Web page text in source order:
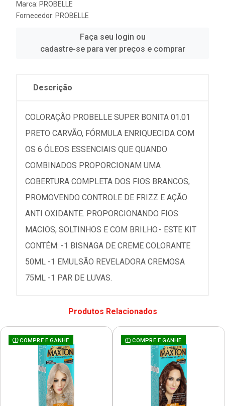
Marca: PROBELLE
Fornecedor: PROBELLE
Faça seu login ou
cadastre-se para ver preços e comprar
Descrição
COLORAÇÃO PROBELLE SUPER BONITA 01.01
PRETO CARVÃO, FÓRMULA ENRIQUECIDA COM
OS 6 ÓLEOS ESSENCIAIS QUE QUANDO
COMBINADOS PROPORCIONAM UMA
COBERTURA COMPLETA DOS FIOS BRANCOS,
PROMOVENDO CONTROLE DE FRIZZ E AÇÃO
ANTI OXIDANTE. PROPORCIONANDO FIOS
MACIOS, SOLTINHOS E COM BRILHO.- ESTE KIT
CONTÉM: -1 BISNAGA DE CREME COLORANTE
50ML -1 EMULSÃO REVELADORA CREMOSA
75ML -1 PAR DE LUVAS.
Produtos Relacionados
COMPRE E GANHE COMPRE E GANHE